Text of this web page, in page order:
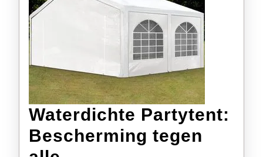
Waterdichte Partytent:
Bescherming tegen